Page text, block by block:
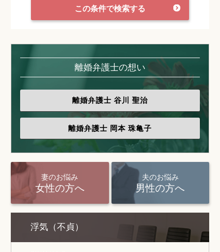
この条件で検索する
離婚弁護士の想い
離婚弁護士 谷川 聖治
離婚弁護士 岡本 珠亀子
妻のお悩み
女性の方へ
夫のお悩み
男性の方へ
浮気（不貞）